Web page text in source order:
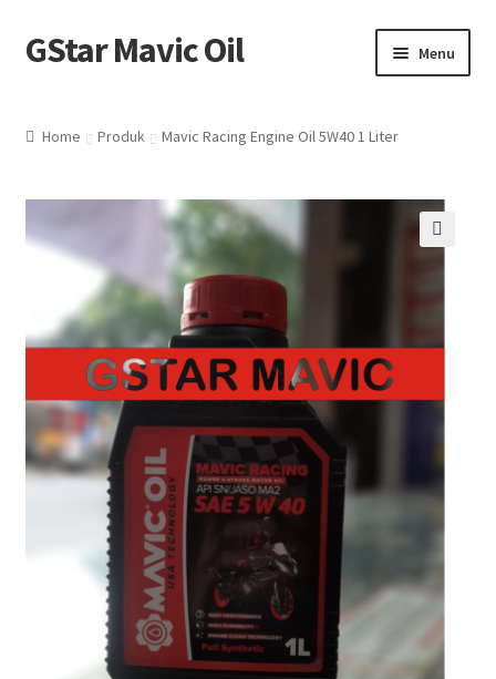
Skip
to
Skip
to
GStar Mavic Oil Menu
Tentang Kami
Home Produk Mavic Racing Engine Oil 5W40 1 Liter